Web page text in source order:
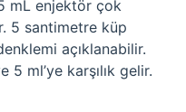
mL enjektör çok
5 santimetre küp
açıklanabilir.
5 ml’ye karşılık gelir.